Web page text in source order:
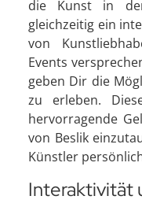
die Kunst in
gleichzeitig ein
von
Events
geben Dir die
zu erleben.
hervorragende
von Beslik
Künstler
Interaktivität